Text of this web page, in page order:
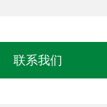
联系我们